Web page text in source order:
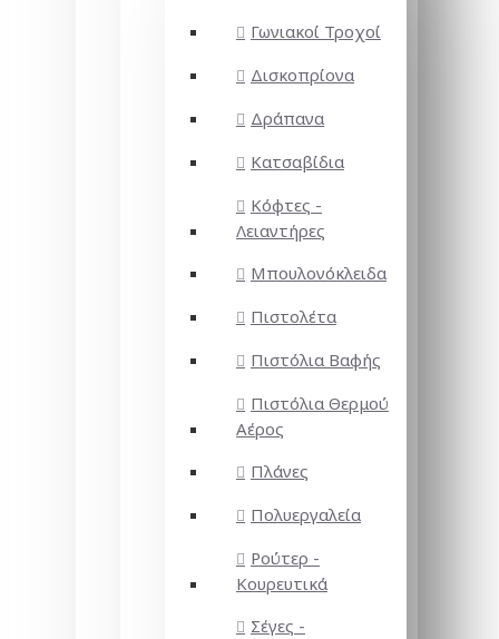
Γωνιακοί Τροχοί
Δισκοπρίονα
Δράπανα
Κατσαβίδια
Κόφτες -
Λειαντήρες
Μπουλονόκλειδα
Πιστολέτα
Πιστόλια Βαφής
Πιστόλια Θερμού
Αέρος
Πλάνες
Πολυεργαλεία
Ρούτερ -
Κουρευτικά
Σέγες -